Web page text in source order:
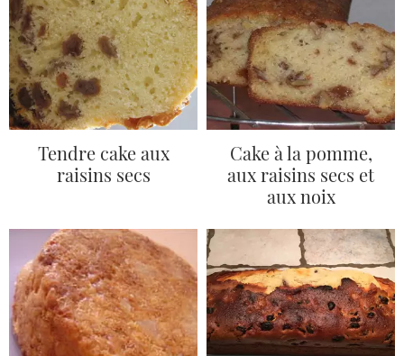
Tendre cake aux
raisins secs
Cake à la pomme,
aux raisins secs et
aux noix